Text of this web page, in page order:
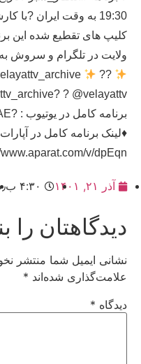
19:30 به وقت ایران ?با کارشناسی #استاد_حائری_پور
کلیپ های تقطیع شده این
ولایت در تلگرام و سروش
?https://telegram.me/velayattv_archive
?
? @velayattv
برنامه کامل در یوتیوب : ?https://youtu.be/1lByuYQIeAE
♦️لینک برنامه کامل در
www.aparat.com/v/dpEqn
آذر ۲۱, ۱۴۰۱ ۴:۳۰ ب٫ظ
دیدگاهتان را
نشانی ایمیل شما منتشر
علامت‌گذاری شده‌اند *
دیدگاه *